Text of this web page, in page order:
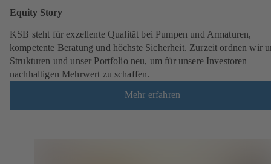
Equity Story
KSB steht für exzellente Qualität bei Pumpen und Armaturen,
kompetente Beratung und höchste Sicherheit. Zurzeit ordnen wir
Strukturen und unser Portfolio neu, um für unsere Investoren
nachhaltigen Mehrwert zu schaffen.
Mehr erfahren